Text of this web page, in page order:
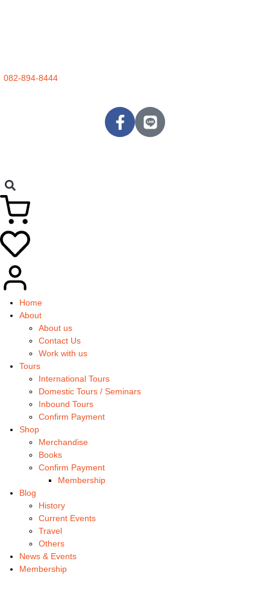
082-894-8444
Home
About
About us
Contact Us
Work with us
Tours
International Tours
Domestic Tours / Seminars
Inbound Tours
Confirm Payment
Shop
Merchandise
Books
Confirm Payment
Membership
Blog
History
Current Events
Travel
Others
News & Events
Membership